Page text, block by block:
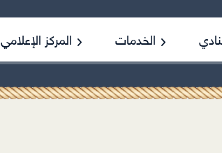
المركز الإعلامي الخدمات